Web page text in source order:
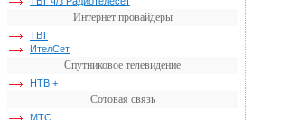
Интернет провайдеры
ТВТ
ИтелСет
Спутниковое телевидение
НТВ +
Сотовая связь
МТС